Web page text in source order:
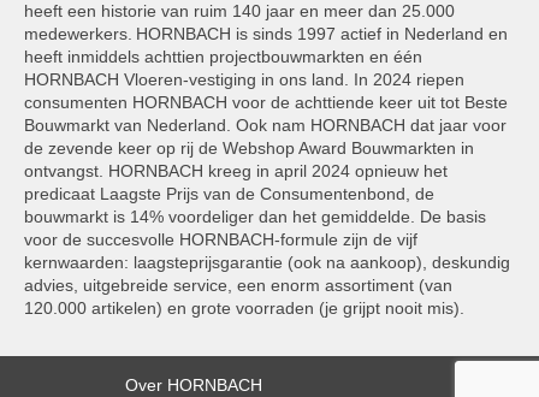
heeft een historie van ruim 140 jaar en meer dan 25.000
medewerkers. HORNBACH is sinds 1997 actief in Nederland en
heeft inmiddels achttien projectbouwmarkten en één
HORNBACH Vloeren-vestiging in ons land. In 2024 riepen
consumenten HORNBACH voor de achttiende keer uit tot Beste
Bouwmarkt van Nederland. Ook nam HORNBACH dat jaar voor
de zevende keer op rij de Webshop Award Bouwmarkten in
ontvangst. HORNBACH kreeg in april 2024 opnieuw het
predicaat Laagste Prijs van de Consumentenbond, de
bouwmarkt is 14% voordeliger dan het gemiddelde. De basis
voor de succesvolle HORNBACH-formule zijn de vijf
kernwaarden: laagsteprijsgarantie (ook na aankoop), deskundig
advies, uitgebreide service, een enorm assortiment (van
120.000 artikelen) en grote voorraden (je grijpt nooit mis).
Over HORNBACH